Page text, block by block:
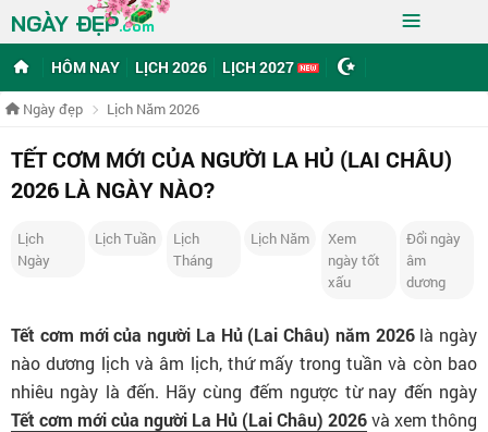
NGÀY ĐẸP.com ≡
HÔM NAY LỊCH 2026 LỊCH 2027
Ngày đẹp Lịch Năm 2026
TẾT CƠM MỚI CỦA NGƯỜI LA HỦ (LAI CHÂU)
2026 LÀ NGÀY NÀO?
Lịch
Ngày
Lịch Tuần
Lịch
Tháng
Lịch Năm
Xem
ngày tốt
xấu
Đổi ngày
âm
dương
Tết cơm mới của người La Hủ (Lai Châu) năm 2026là ngày
nào dương lịch và âm lịch, thứ mấy trong tuần và còn bao
nhiêu ngày là đến. Hãy cùng đếm ngược từ nay đến ngày
Tết cơm mới của người La Hủ (Lai Châu) 2026và xem thông